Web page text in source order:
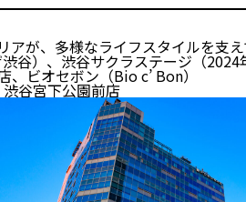
が、多様なライフスタイルを支え
）、渋谷サクラステージ（2024
ビオセボン（Bio c’ Bon）
谷宮下公園前店